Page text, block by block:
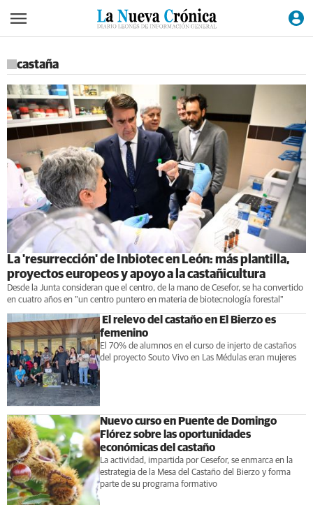
castaña
La 'resurrección' de Inbiotec en León: más plantilla,
proyectos europeos y apoyo a la castañicultura
Desde la Junta consideran que el centro, de la mano de Cesefor, se ha convertido
en cuatro años en "un centro puntero en materia de biotecnología forestal"
El relevo del castaño en El Bierzo es
femenino
El 70% de alumnos en el curso de injerto de castaños
del proyecto Souto Vivo en Las Médulas eran mujeres
Nuevo curso en Puente de Domingo
Flórez sobre las oportunidades
económicas del castaño
La actividad, impartida por Cesefor, se enmarca en la
estrategia de la Mesa del Castaño del Bierzo y forma
parte de su programa formativo